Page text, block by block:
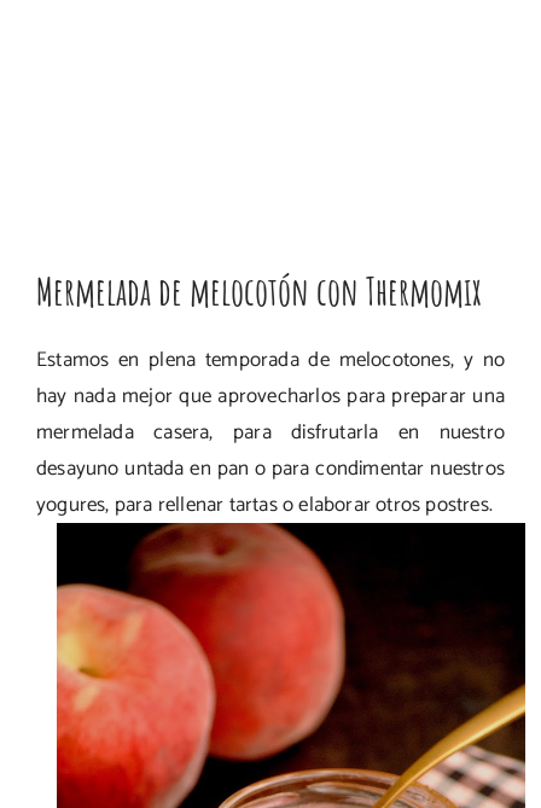
Mermelada de melocotón con Thermomix
Estamos en plena temporada de melocotones, y no
hay nada mejor que aprovecharlos para preparar una
mermelada casera, para disfrutarla en nuestro
desayuno untada en pan o para condimentar nuestros
yogures, para rellenar tartas o elaborar otros postres.